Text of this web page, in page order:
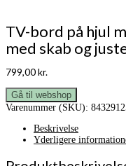
TV-bord på hjul
med skab og
799,00kr.
Gå til webshop
Varenummer (SKU):
Beskrivelse
Yderligere